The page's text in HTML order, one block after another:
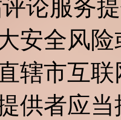
论服务
安全风
辖市互
供者应